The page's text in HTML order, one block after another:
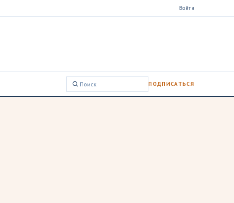
Войти
Поиск:
ПОДПИСАТЬСЯ